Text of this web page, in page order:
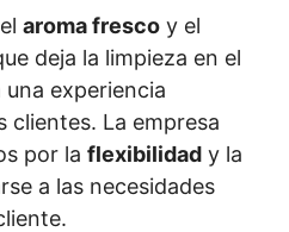
aroma fresco y el
deja la limpieza en el
experiencia
clientes. La empresa
por la flexibilidad y la
a las necesidades